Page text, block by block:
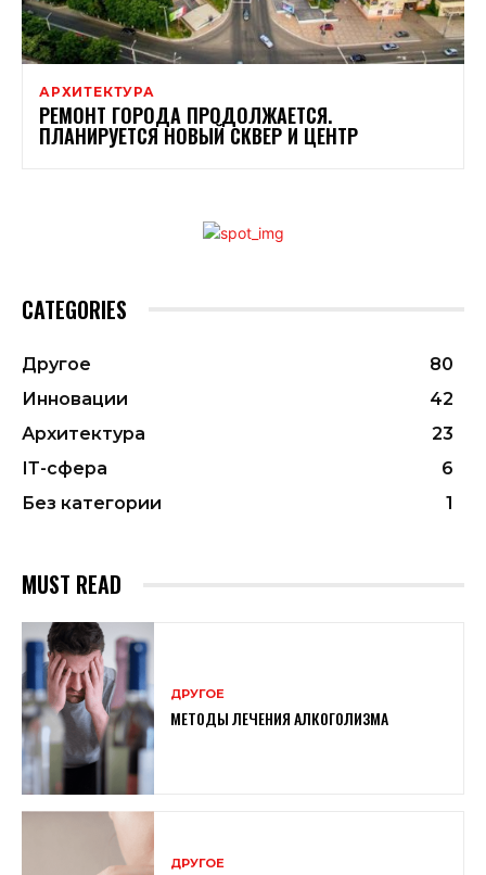
АРХИТЕКТУРА
РЕМОНТ ГОРОДА ПРОДОЛЖАЕТСЯ.
ПЛАНИРУЕТСЯ НОВЫЙ СКВЕР И ЦЕНТР
CATEGORIES
Другое
80
Инновации
42
Архитектура
23
ІТ-сфера
6
Без категории
1
MUST READ
ДРУГОЕ
МЕТОДЫ ЛЕЧЕНИЯ АЛКОГОЛИЗМА
ДРУГОЕ